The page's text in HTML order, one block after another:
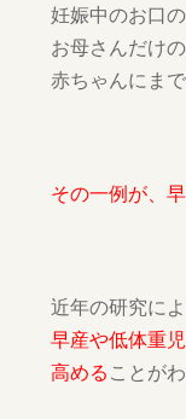
妊娠中のお口
お母さんだけ
赤ちゃんにま
その一例が、
近年の研究に
早産や低体重
高める ことが